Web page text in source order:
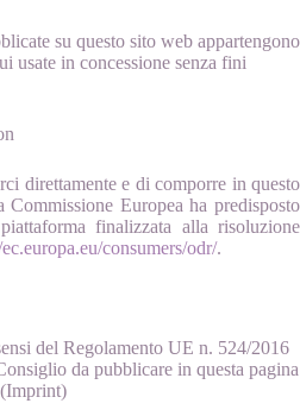
su questo sito web appartengono
usate in concessione senza fini
direttamente e di comporre in questo
Europea ha predisposto
finalizzata alla risoluzione
consumers/odr/.
del Regolamento UE n. 524/2016
da pubblicare in questa pagina
(Imprint)